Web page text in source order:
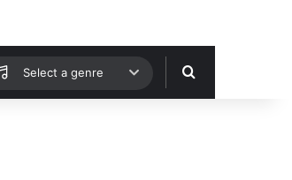
Select a genre Hledat